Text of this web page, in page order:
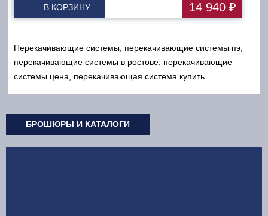
БРОШЮРЫ И КАТАЛОГИ
В КОРЗИНУ 14 940 ₽
Перекачивающие системы, перекачивающие системы пэ,
перекачивающие системы в ростове, перекачивающие
системы цена, перекачивающая система купить